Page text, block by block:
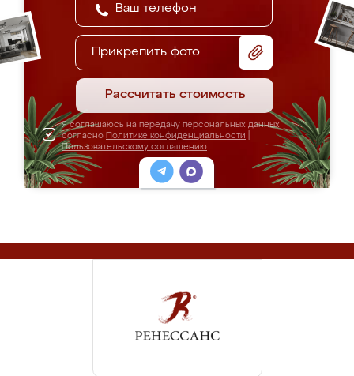
Прикрепить фото
Рассчитать стоимость
Я соглашаюсь на передачу персональных данных
согласно Политике конфиденциальности
Пользовательскому соглашению